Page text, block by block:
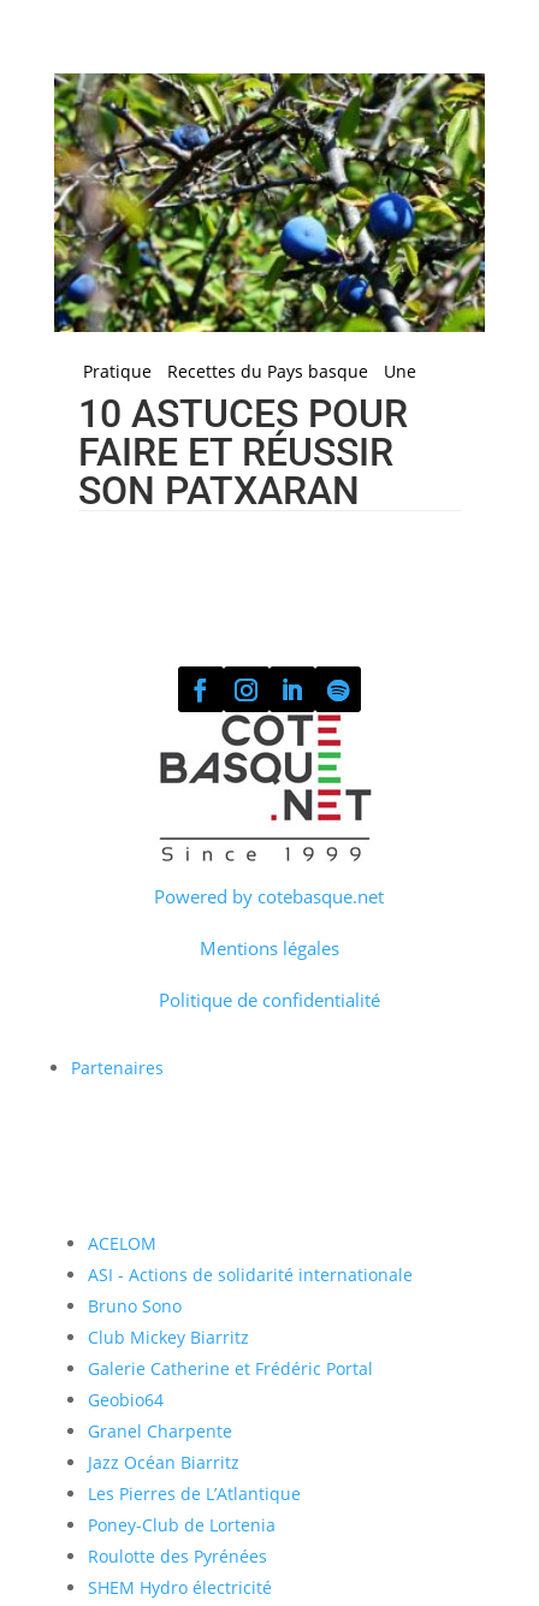
Pratique Recettes du Pays basque Une
10 ASTUCES POUR
FAIRE ET RÉUSSIR
SON PATXARAN
Powered by cotebasque.net
Mentions légales
Politique de confidentialité
Partenaires
ACELOM
ASI - Actions de solidarité internationale
Bruno Sono
Club Mickey Biarritz
Galerie Catherine et Frédéric Portal
Geobio64
Granel Charpente
Jazz Océan Biarritz
Les Pierres de L’Atlantique
Poney-Club de Lortenia
Roulotte des Pyrénées
SHEM Hydro électricité